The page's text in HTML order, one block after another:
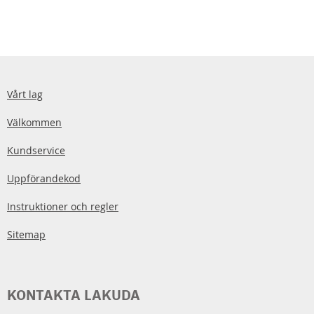
Vårt lag
Välkommen
Kundservice
Uppförandekod
Instruktioner och regler
Sitemap
KONTAKTA LAKUDA